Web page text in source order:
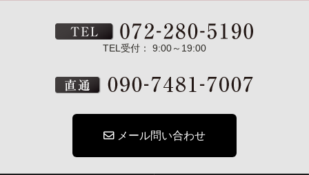
TEL受付： 9:00～19:00
メール問い合わせ